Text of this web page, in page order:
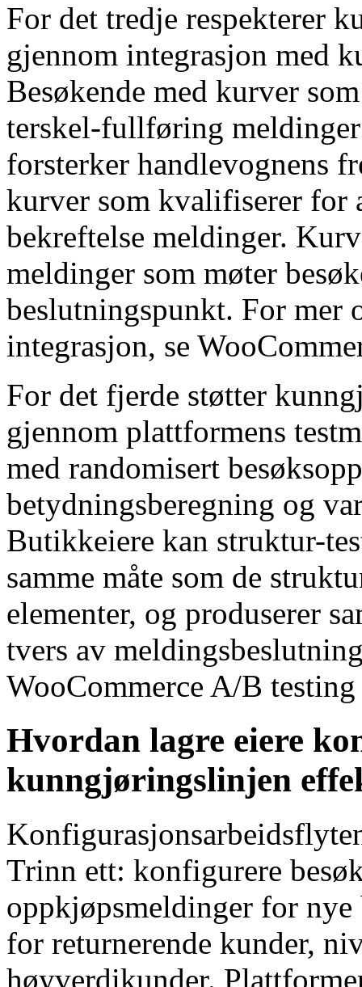
For det tredje respekterer
gjennom integrasjon med
Besøkende med kurver
terskel-fullføring
forsterker handlevognens
kurver som kvalifiserer for
bekreftelse meldinger.
meldinger som møter
beslutningspunkt. For mer
integrasjon, se
For det fjerde støtter
gjennom plattformens
med randomisert
betydningsberegning og
Butikkeiere kan struktur-
samme måte som de
elementer, og produserer
tvers av
WooCommerce A/B
Hvordan lagre eiere
kunngjøringslinjen
Trinn ett: konfigurere
oppkjøpsmeldinger for nye
for returnerende kunder,
høyverdikunder.